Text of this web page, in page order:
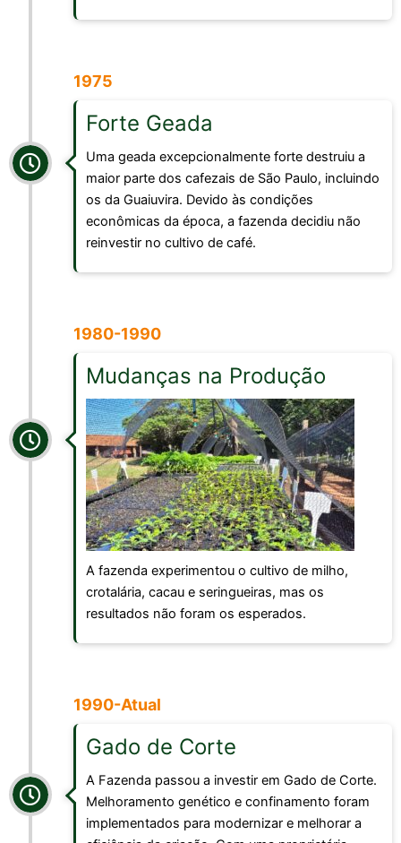
1975
Forte Geada
Uma geada excepcionalmente forte destruiu a
maior parte dos cafezais de São Paulo, incluindo
os da Guaiuvira. Devido às condições
econômicas da época, a fazenda decidiu não
reinvestir no cultivo de café.
1980-1990
Mudanças na Produção
A fazenda experimentou o cultivo de milho,
crotalária, cacau e seringueiras, mas os
resultados não foram os esperados.
1990-Atual
Gado de Corte
A Fazenda passou a investir em Gado de Corte.
Melhoramento genético e confinamento foram
implementados para modernizar e melhorar a